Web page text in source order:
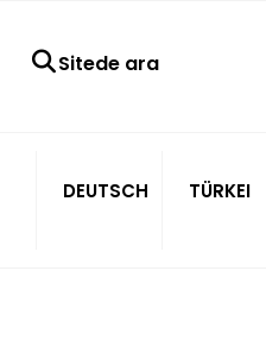
Sitede ara
DEUTSCH TÜRKEI